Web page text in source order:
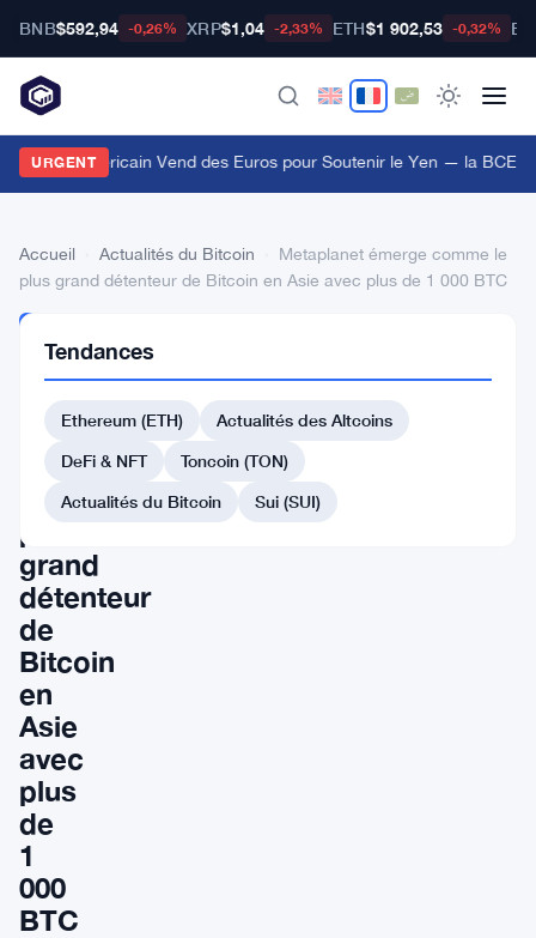
BNB$592,94 -0,26% XRP$1,04 -2,33% ETH$1 902,53 -0,32%
URGENT
Trésor Américain Vend des Euros pour Soutenir le Yen — la BCE
Accueil Actualités du Bitcoin
Metaplanet émerge comme le
plus grand détenteur de Bitcoin en Asie avec plus de 1 000 BTC
DU BITCOIN
émerge
comme
plus
grand
détenteur
de
Bitcoin
en
Asie
avec
plus
de
1
000
BTC
Tendances
Ethereum (ETH)
Actualités des Altcoins
DeFi & NFT
Toncoin (TON)
Actualités du Bitcoin
Sui (SUI)